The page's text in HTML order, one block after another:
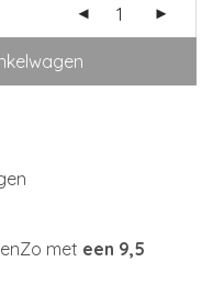
met een 9,5